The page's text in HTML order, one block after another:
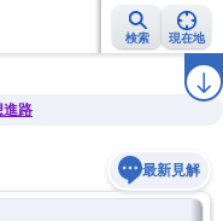
検索 現在地
ラ
進路
最新見解